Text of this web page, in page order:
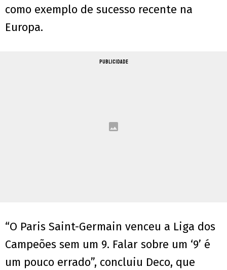
como exemplo de sucesso recente na
Europa.
PUBLICIDADE
“O Paris Saint-Germain venceu a Liga dos
Campeões sem um 9. Falar sobre um ‘9’ é
um pouco errado”, concluiu Deco, que